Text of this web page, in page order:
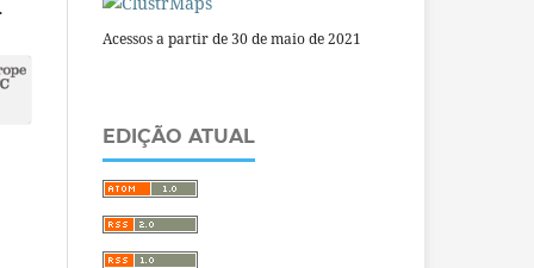
Acessos a partir de 30 de maio de 2021
EDIÇÃO ATUAL